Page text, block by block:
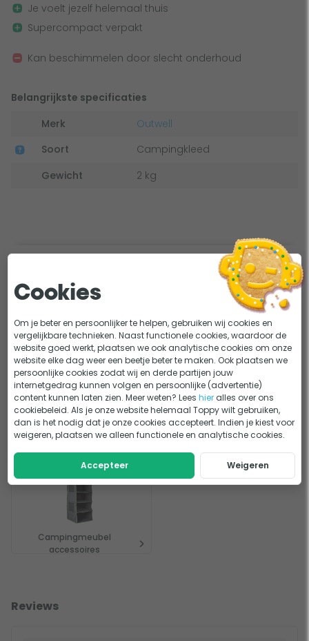
Je voelt jezelf helemaal thuis
Supercompact verpakt
Kan beschimmelen door slecht onderhoud
Belangrijkste specificaties
Merk
Outwell
Soort
Campingkleed
Gewicht
2 kg
Dit bekeken anderen
Campingstoelen Campingmeubels
Campingmeubel
accessoires
Reviews
Cookies
Om je beter en persoonlijker te helpen, gebruiken wij cookies en
vergelijkbare technieken. Naast functionele cookies, waardoor de
website goed werkt, plaatsen we ook analytische cookies om onze
website elke dag weer een beetje beter te maken. Ook plaatsen we
persoonlijke cookies zodat wij en derde partijen jouw
internetgedrag kunnen volgen en persoonlijke (advertentie)
content kunnen laten zien. Meer weten? Leeshier alles over ons
cookiebeleid. Als je onze website helemaal Toppy wilt gebruiken,
dan is het nodig dat je onze cookies accepteert. Indien je kiest voor
weigeren, plaatsen we alleen functionele en analytische cookies.
Accepteer Weigeren